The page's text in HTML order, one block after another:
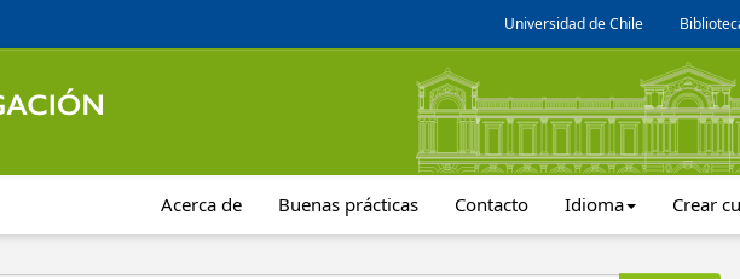
Universidad de Chile
Acerca de Buenas prácticas Contacto Idioma Crear